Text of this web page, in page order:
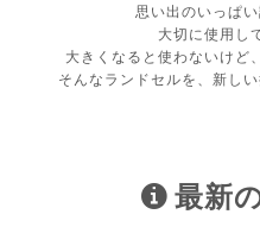
思い出のいっぱ
大切に使用し
大きくなると使わないけど
そんなランドセルを、新し
最新